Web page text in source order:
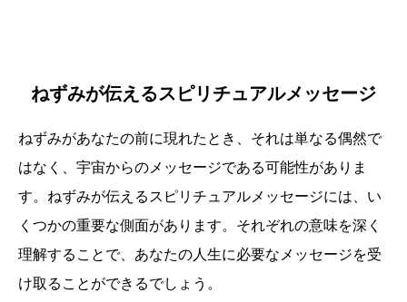
ねずみが伝えるスピリチュアルメッセージ
ねずみがあなたの前に現れたとき、それは単なる偶然で
はなく、宇宙からのメッセージである可能性がありま
す。ねずみが伝えるスピリチュアルメッセージには、い
くつかの重要な側面があります。それぞれの意味を深く
理解することで、あなたの人生に必要なメッセージを受
け取ることができるでしょう。